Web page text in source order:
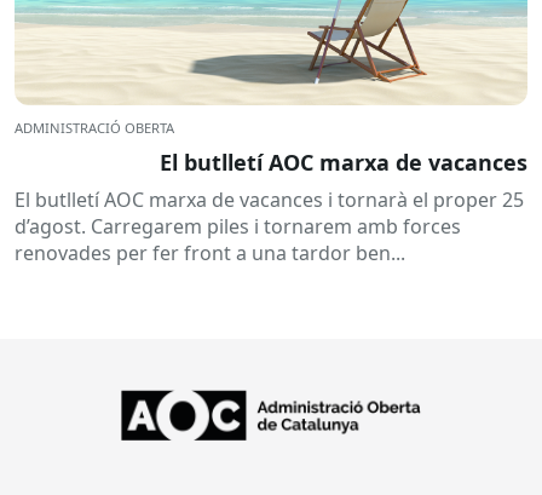
ADMINISTRACIÓ OBERTA
El butlletí AOC marxa de vacances
El butlletí AOC marxa de vacances i tornarà el proper 25
d’agost. Carregarem piles i tornarem amb forces
renovades per fer front a una tardor ben...